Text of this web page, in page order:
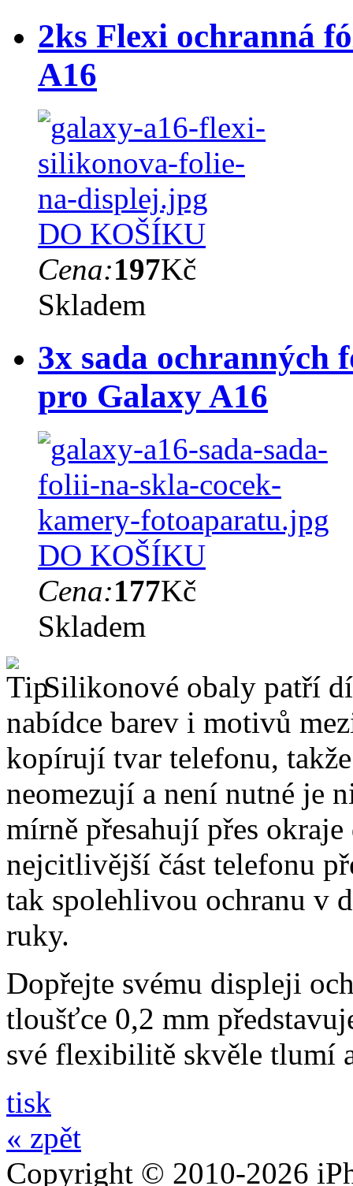
2ks Flexi ochranná
A16
DO KOŠÍKU
Cena:197Kč
Skladem
3x sada ochranných
pro Galaxy A16
DO KOŠÍKU
Cena:177Kč
Skladem
Silikonové obaly patří
nabídce barev i motivů
kopírují tvar telefonu,
neomezují a není nutné je
mírně přesahují přes
nejcitlivější část telefonu
tak spolehlivou ochranu v
ruky.
Dopřejte svému displeji
tloušťce 0,2 mm
své flexibilitě skvěle tlumí
tisk
« zpět
Copyright © 2010-2026